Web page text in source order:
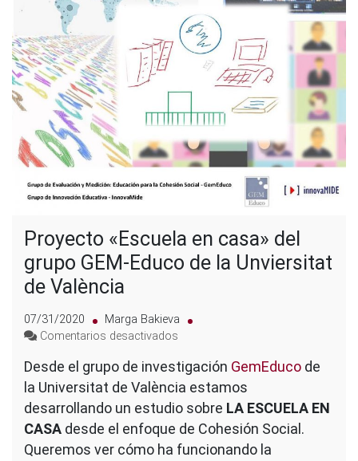
Proyecto «Escuela en casa» del
grupo GEM-Educo de la Unviersitat
de València
07/31/2020
Marga Bakieva
Comentarios desactivados
«Escuela
en
casa»
grupo
GEM-
Desde el grupo de investigación GemEduco de
la Universitat de València estamos
desarrollando un estudio sobre LA ESCUELA EN
CASA desde el enfoque de Cohesión Social.
Queremos ver cómo ha funcionando la